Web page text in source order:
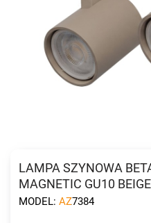
LAMPA SZYNOWA
MAGNETIC GU10 BEIGE
MODEL: AZ7384